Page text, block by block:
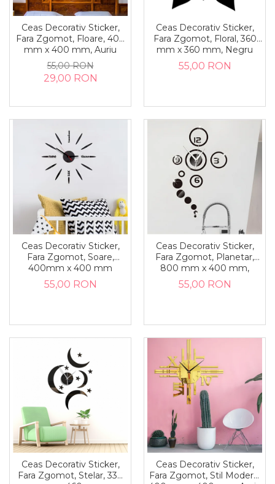
Ceas Decorativ Sticker,
Fara Zgomot, Floare, 400
mm x 400 mm, Auriu
55,00 RON
29,00 RON
Ceas Decorativ Sticker,
Fara Zgomot, Floral, 360
mm x 360 mm, Negru
55,00 RON
Ceas Decorativ Sticker,
Fara Zgomot, Soare,
400mm x 400 mm
55,00 RON
Ceas Decorativ Sticker,
Fara Zgomot, Planetar,
800 mm x 400 mm,
Negru
55,00 RON
Ceas Decorativ Sticker,
Fara Zgomot, Stelar, 330
Ceas Decorativ Sticker,
Fara Zgomot, Stil Modern,